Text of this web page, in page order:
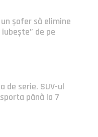
șofer să elimine
de pe
de serie. SUV-ul
până la 7